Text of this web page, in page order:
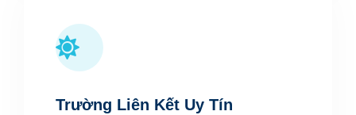
Trường Liên Kết Uy Tín